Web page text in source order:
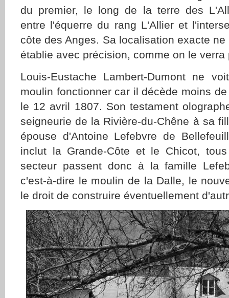
du premier, le long de la terre des
entre l'équerre du rang L'Allier et
côte des Anges. Sa localisation exacte
établie avec précision, comme on le verra
Louis-Eustache Lambert-Dumont ne
moulin fonctionner car il décède moins
le 12 avril 1807. Son testament
seigneurie de la Rivière-du-Chêne à sa
épouse d'Antoine Lefebvre de
inclut la Grande-Côte et le Chicot,
secteur passent donc à la famille
c'est-à-dire le moulin de la Dalle, le
le droit de construire éventuellement